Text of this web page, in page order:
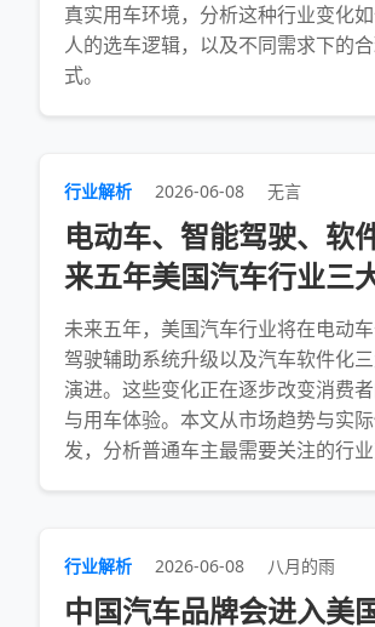
真实用车环境，分析这种行业变化
人的选车逻辑，以及不同需求下的
式。
行业解析 2026-06-08 无言
电动车、智能驾驶、软
来五年美国汽车行业三
未来五年，美国汽车行业将在电动
驾驶辅助系统升级以及汽车软件化
演进。这些变化正在逐步改变消费
与用车体验。本文从市场趋势与实
发，分析普通车主最需要关注的行业
行业解析 2026-06-08 八月的雨
中国汽车品牌会进入美